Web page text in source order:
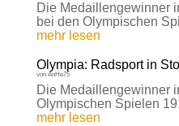
Die Medaillengewinner
bei den Olympischen
mehr lesen
Olympia: Radsport in
von AnHe75
Die Medaillengewinner
Olympischen Spielen
mehr lesen